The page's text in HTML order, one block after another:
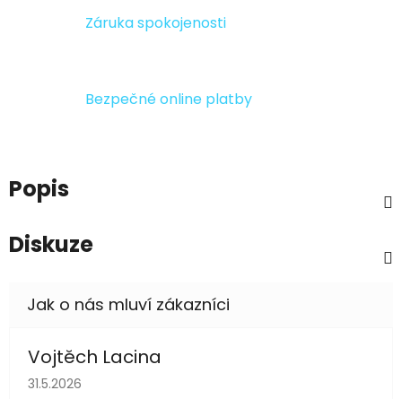
Záruka spokojenosti
Bezpečné online platby
Popis
Diskuze
Vojtěch Lacina
Hodnocení obchodu je 5 z 5 hvězdiček.
31.5.2026